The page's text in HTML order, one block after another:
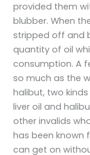
provided them
blubber. When
stripped off and
quantity of oil
consumption. A
so much as the
halibut, two
liver oil and
other invalids
has been known
can get on